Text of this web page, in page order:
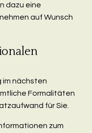
dazu eine
auf Wunsch
im nächsten
Formalitäten
für Sie.
zum